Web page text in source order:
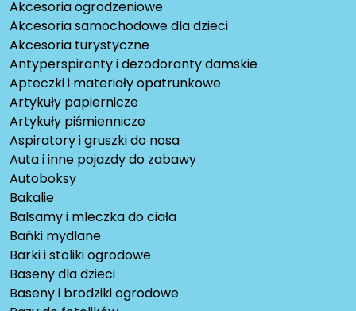
Akcesoria ogrodzeniowe
Akcesoria samochodowe dla dzieci
Akcesoria turystyczne
Antyperspiranty i dezodoranty damskie
Apteczki i materiały opatrunkowe
Artykuły papiernicze
Artykuły piśmiennicze
Aspiratory i gruszki do nosa
Auta i inne pojazdy do zabawy
Autoboksy
Bakalie
Balsamy i mleczka do ciała
Bańki mydlane
Barki i stoliki ogrodowe
Baseny dla dzieci
Baseny i brodziki ogrodowe